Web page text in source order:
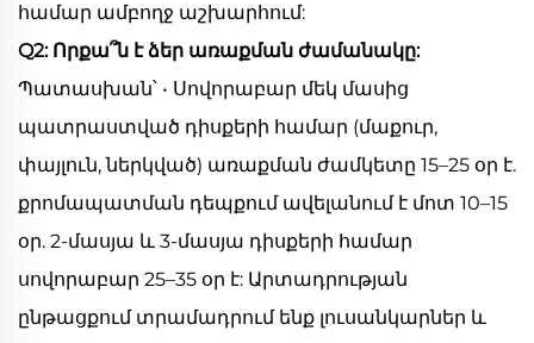
համար ամբողջ աշխարհում:
Q2: Որքա՞ն է ձեր առաքման ժամանակը:
Պատասխան՝ • Սովորաբար մեկ մասից
պատրաստված դիսքերի համար (մաքուր,
փայլուն, ներկված) առաքման ժամկետը 15–25 օր է.
քրոմապատման դեպքում ավելանում է մոտ 10–15
օր. 2-մասյա և 3-մասյա դիսքերի համար
սովորաբար 25–35 օր է: Արտադրության
ընթացքում տրամադրում ենք լուսանկարներ և